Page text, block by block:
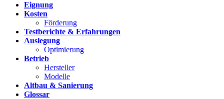
Eignung
Kosten
Förderung
Testberichte & Erfahrungen
Auslegung
Optimierung
Betrieb
Hersteller
Modelle
Altbau & Sanierung
Glossar